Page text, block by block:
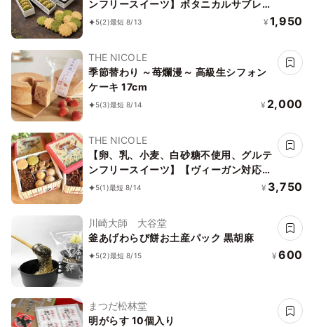
ンフリースイーツ】ボタニカルサブレ
京抹茶、黒糖バニラサブレ缶 2種アソー
5(2)最短 8/13 ¥ 1,950
THE NICOLE
季節替わり ～苺爛漫～ 高級生シフォン
ケーキ 17cm
5(3)最短 8/14 ¥ 2,000
THE NICOLE
【卵、乳、小麦、白砂糖不使用、グルテ
ンフリースイーツ】【ヴィーガン対応】
白馬にのって駆け巡ろう ボタニカルサ
5(1)最短 8/14 ¥ 3,750
川崎大師 大谷堂
釜あげわらび餅お土産パック 黒胡麻
5(2)最短 8/15 ¥ 600
まつだ松林堂
明がらす 10個入り